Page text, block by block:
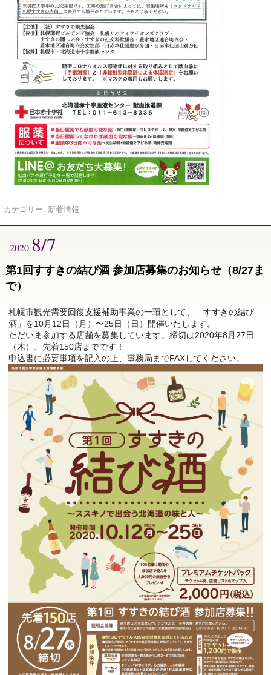
カテゴリー: 新着情報
2020 8/7
第1回すすきの結び酒 参加店募集のお知らせ（8/27ま
で）
札幌市観光需要回復支援補助事業の一環として、「すすきの結び
酒」を10月12日（月）〜25日（日）開催いたします。
ただいま参加する店舗を募集しています。締切は2020年8月27日
（木）、先着150店までです！
申込書に必要事項を記入の上、事務局までFAXしてください。